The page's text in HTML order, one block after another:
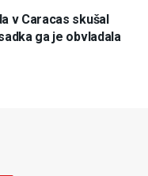
v Caracas skušal
ga je obvladala